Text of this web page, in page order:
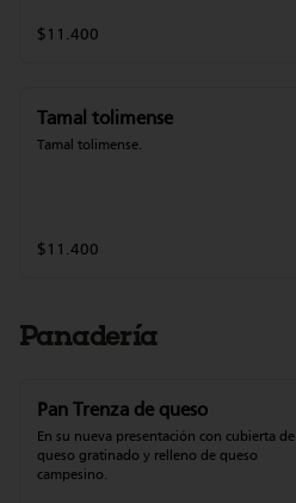
$11.400
Tamal tolimense
Tamal tolimense.
$11.400
Panadería
Pan Trenza de queso
En su nueva presentación con cubierta de
queso gratinado y relleno de queso
campesino.